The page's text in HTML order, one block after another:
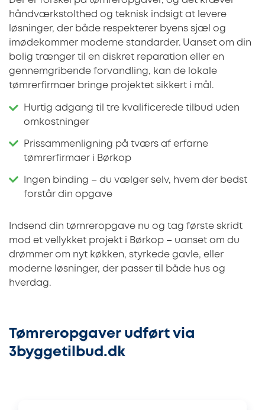
håndværkstolthed og teknisk indsigt at levere
løsninger, der både respekterer byens sjæl og
imødekommer moderne standarder. Uanset om din
bolig trænger til en diskret reparation eller en
gennemgribende forvandling, kan de lokale
tømrerfirmaer bringe projektet sikkert i mål.
Hurtig adgang til tre kvalificerede tilbud uden
omkostninger
Prissammenligning på tværs af erfarne
tømrerfirmaer i Børkop
Ingen binding – du vælger selv, hvem der bedst
forstår din opgave
Indsend din tømreropgave nu og tag første skridt
mod et vellykket projekt i Børkop – uanset om du
drømmer om nyt køkken, styrkede gavle, eller
moderne løsninger, der passer til både hus og
hverdag.
Tømreropgaver udført via
3byggetilbud.dk